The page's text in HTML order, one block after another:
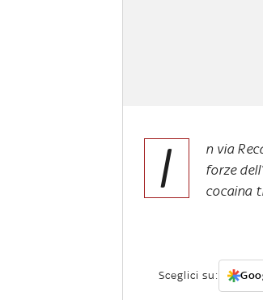
I
n via
forze
cocaina
Sceglici su: